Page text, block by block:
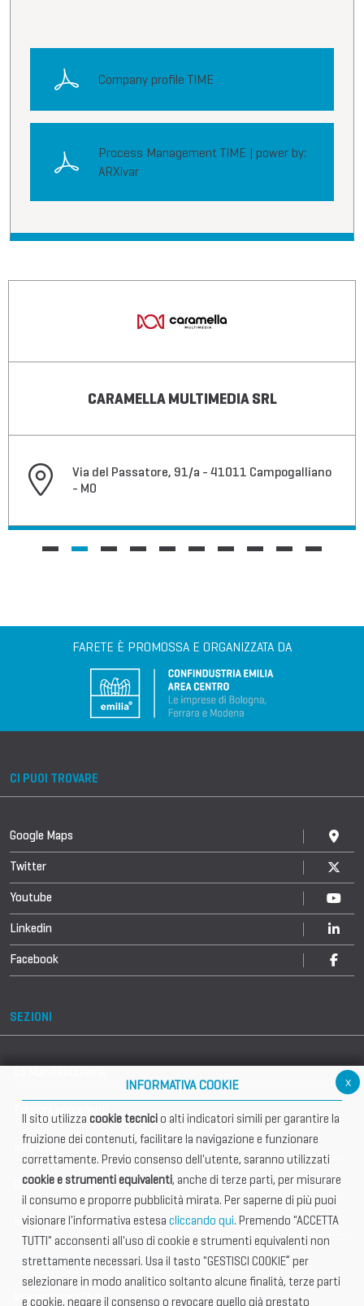
Company profile TIME
Process Management TIME | power by:
ARXivar
CARAMELLA MULTIMEDIA SRL
Via del Passatore, 91/a - 41011 Campogalliano
- MO
FARETE È PROMOSSA E ORGANIZZATA DA
CI PUOI TROVARE
Google Maps
Twitter
Youtube
Linkedin
Facebook
SEZIONI
Info utili
Documentazione
Informazione importante
Vetrina Espositori
International Club
x
INFORMATIVA COOKIE
Il sito utilizza cookie tecnicio alti indicatori simili per garantire la
fruizione dei contenuti, facilitare la navigazione e funzionare
correttamente. Previo consenso dell'utente, saranno utilizzati
cookie e strumenti equivalenti, anche di terze parti, per misurare
il consumo e proporre pubblicità mirata. Per saperne di più puoi
visionare l'informativa estesa cliccando qui. Premendo "ACCETTA
TUTTI" acconsenti all'uso di cookie e strumenti equivalenti non
strettamente necessari. Usa il tasto "GESTISCI COOKIE” per
selezionare in modo analitico soltanto alcune finalità, terze parti
e cookie, negare il consenso o revocare quello già prestato